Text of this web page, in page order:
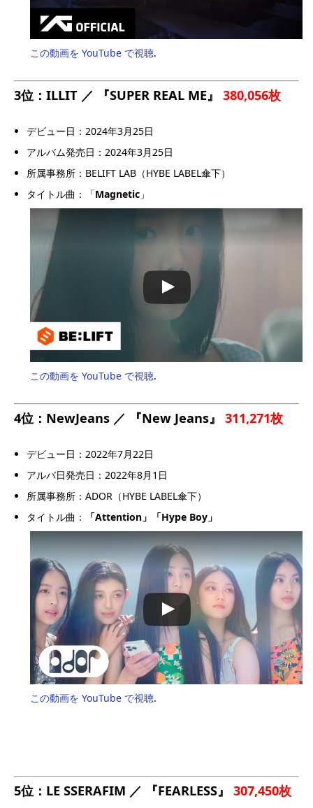
この動画を YouTube で視聴.
3位：ILLIT ／ 『SUPER REAL ME』 380,056枚
デビュー日：2024年3月25日
アルバム発売日：2024年3月25日
所属事務所：BELIFT LAB（HYBE LABEL傘下）
タイトル曲：「Magnetic 」
この動画を YouTube で視聴.
4位：NewJeans ／ 『New Jeans』 311,271枚
デビュー日：2022年7月22日
アルバ日発売日：2022年8月1日
所属事務所：ADOR（HYBE LABEL傘下）
タイトル曲：
「Attention 」 「Hype Boy 」
この動画を YouTube で視聴.
5位：LE SSERAFIM ／ 『FEARLESS』 307,450枚